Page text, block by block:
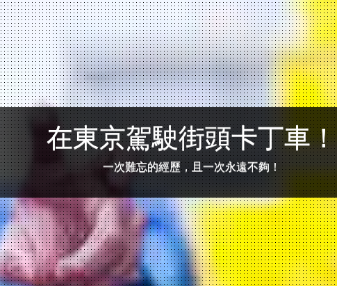
在東京駕駛街頭卡丁車！
一次難忘的經歷，且一次永遠不夠！